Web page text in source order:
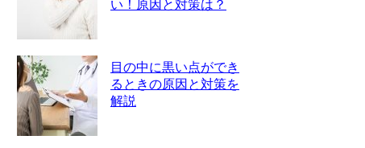
い！原因と対策は？
目の中に黒い点ができ
るときの原因と対策を
解説